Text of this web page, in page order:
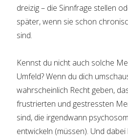
dreizig – die Sinnfrage stellen
später, wenn sie schon
sind.
Kennst du nicht auch solche
Umfeld? Wenn du dich
wahrscheinlich Recht geben,
frustrierten und gestressten
sind, die irgendwann
entwickeln (müssen). Und dabei